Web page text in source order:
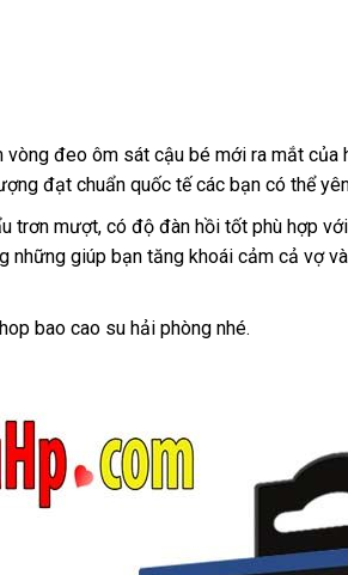
vòng đeo ôm sát cậu bé mới ra mắt
nhất
của
đạt chuẩn quốc tếmiễn
phí
các bạn xuất
khẩu
có thể
trơn mượthàng
giả
, có độ đàn hồi tốt phù hợp giá
rẻ
với
amazon
những giúp bạn tăng khoái cảm cả vợ
bao cao su hải phòng chiết
nhé.